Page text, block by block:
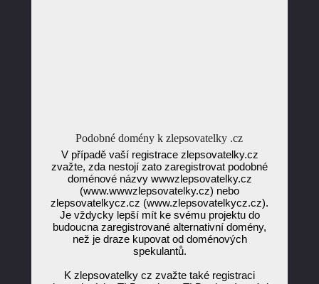
Podobné domény k zlepsovatelky .cz
V případě vaší registrace zlepsovatelky.cz
zvažte, zda nestojí zato zaregistrovat podobné
doménové názvy wwwzlepsovatelky.cz
(www.wwwzlepsovatelky.cz) nebo
zlepsovatelkycz.cz (www.zlepsovatelkycz.cz).
Je vždycky lepší mít ke svému projektu do
budoucna zaregistrované alternativní domény,
než je draze kupovat od doménových
spekulantů.
K zlepsovatelky cz zvažte také registraci